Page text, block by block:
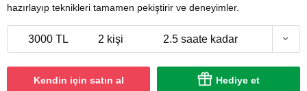
hazırlayıp teknikleri tamamen pekiştirir ve deneyimler.
3000 TL 2 kişi 2.5 saate kadar
Kendin için satın al Hediye et